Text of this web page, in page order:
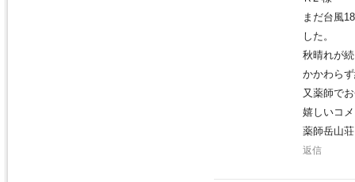
まだ台風
した。
秋晴れが
かかわら
又薬師で
嬉しいコ
薬師岳山
返信